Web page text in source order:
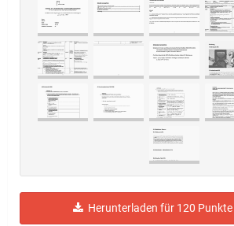
Herunterladen für 120 Punkte